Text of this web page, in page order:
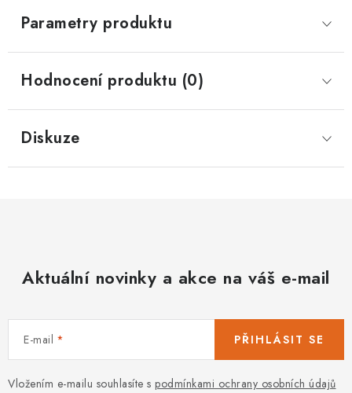
Parametry produktu
Hodnocení produktu (0)
Diskuze
Aktuální novinky a akce na váš e-mail
E-mail
Vložením e-mailu souhlasíte s podmínkami ochrany osobních údajů
PŘIHLÁSIT SE